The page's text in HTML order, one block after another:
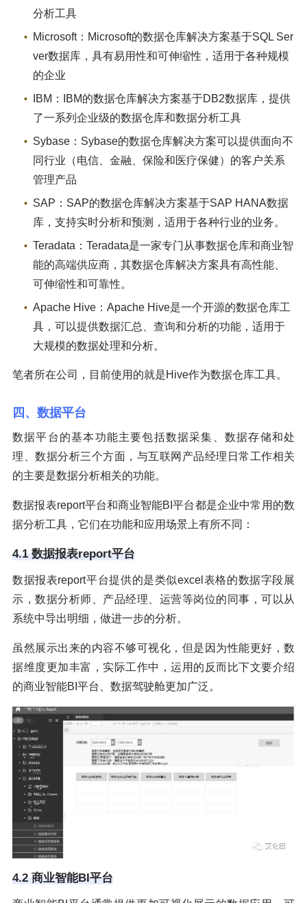
分析工具
Microsoft：Microsoft的数据仓库解决方案基于SQL Ser
ver数据库，具有易用性和可伸缩性，适用于各种规模
的企业
IBM：IBM的数据仓库解决方案基于DB2数据库，提供
了一系列企业级的数据仓库和数据分析工具
Sybase：Sybase的数据仓库解决方案可以提供面向不
同行业（电信、金融、保险和医疗保健）的客户关系
管理产品
SAP：SAP的数据仓库解决方案基于SAP HANA数据
库，支持实时分析和预测，适用于各种行业的业务。
Teradata：Teradata是一家专门从事数据仓库和商业智
能的高端供应商，其数据仓库解决方案具有高性能、
可伸缩性和可靠性。
Apache Hive：Apache Hive是一个开源的数据仓库工
具，可以提供数据汇总、查询和分析的功能，适用于
大规模的数据处理和分析。
笔者所在公司，目前使用的就是Hive作为数据仓库工具。
四、数据平台
数据平台的基本功能主要包括数据采集、数据存储和处
理、数据分析三个方面，与互联网产品经理日常工作相关
的主要是数据分析相关的功能。
数据报表report平台和商业智能BI平台都是企业中常用的数
据分析工具，它们在功能和应用场景上有所不同：
4.1 数据报表report平台
数据报表report平台提供的是类似excel表格的数据字段展
示，数据分析师、产品经理、运营等岗位的同事，可以从
系统中导出明细，做进一步的分析。
虽然展示出来的内容不够可视化，但是因为性能更好，数
据维度更加丰富，实际工作中，运用的反而比下文要介绍
的商业智能BI平台、数据驾驶舱更加广泛。
4.2 商业智能BI平台